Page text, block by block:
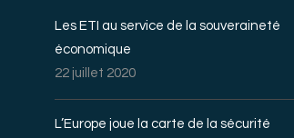
Les ETI au service de la souveraineté
économique
22 juillet 2020
L’Europe joue la carte de la sécurité